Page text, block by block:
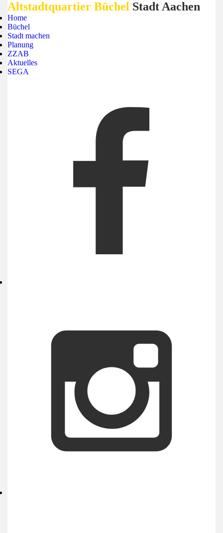
Altstadtquartier Büchel Stadt Aachen
Home
Büchel
Stadt machen
Planung
ZZAB
Aktuelles
SEGA